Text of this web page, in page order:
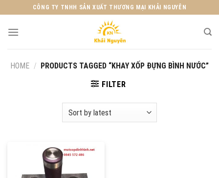
to
content
CÔNG TY TNHH SẢN XUẤT THƯƠNG MẠI KHẢI NGUYÊN
HOME / PRODUCTS TAGGED “KHAY XỐP ĐỰNG BÌNH NƯỚC”
FILTER